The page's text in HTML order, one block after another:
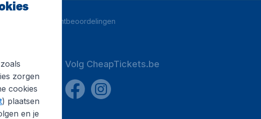
klantbeoordelingen
Volg CheapTickets.be
zorgen
cookies
) plaatsen
en je